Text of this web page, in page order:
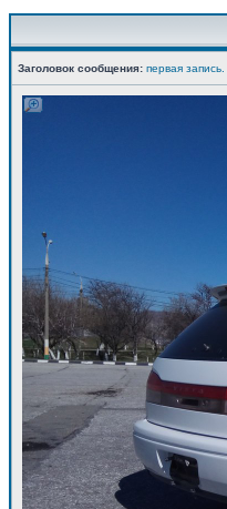
Заголовок сообщения: первая